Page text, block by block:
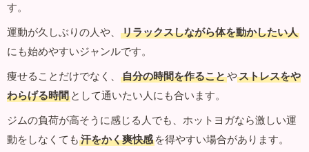
す。
運動が久しぶりの人や、
リラックスしながら体を動かしたい人
にも始めやすいジャンルです。
痩せることだけでなく、
自分の時間を作ることやストレスをや
わらげる時間 として通いたい人にも合います。
ジムの負荷が高そうに感じる人でも、ホットヨガなら激しい運
動をしなくても 汗をかく爽快感 を得やすい場合があります。